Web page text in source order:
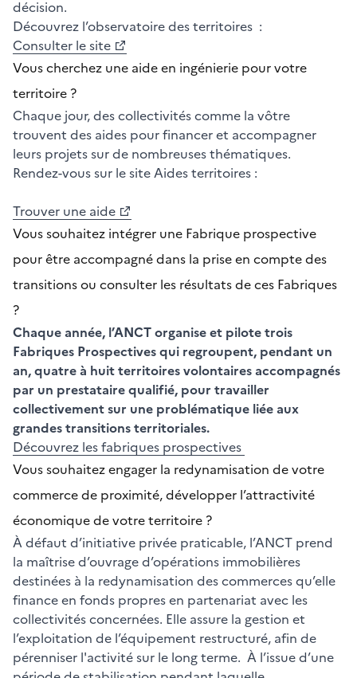
décision.
Découvrez l’observatoire des territoires :
Consulter le site
Vous cherchez une aide en ingénierie pour votre
territoire ?
Chaque jour, des collectivités comme la vôtre
trouvent des aides pour financer et accompagner
leurs projets sur de nombreuses thématiques.
Rendez-vous sur le site Aides territoires :
Trouver une aide
​​​​​​​Vous souhaitez intégrer une Fabrique prospective
pour être accompagné dans la prise en compte des
transitions ou consulter les résultats de ces Fabriques
?
Chaque année, l’ANCT organise et pilote trois
Fabriques Prospectives qui regroupent, pendant un
an, quatre à huit territoires volontaires accompagnés
par un prestataire qualifié, pour travailler
collectivement sur une problématique liée aux
grandes transitions territoriales.
Découvrez les fabriques prospectives
Vous souhaitez engager la redynamisation de votre
commerce de proximité, développer l’attractivité
économique de votre territoire ?
À défaut d’initiative privée praticable, l’ANCT prend
la maîtrise d’ouvrage d’opérations immobilières
destinées à la redynamisation des commerces qu’elle
finance en fonds propres en partenariat avec les
collectivités concernées. Elle assure la gestion et
l’exploitation de l’équipement restructuré, afin de
pérenniser l'activité sur le long terme. À l’issue d’une